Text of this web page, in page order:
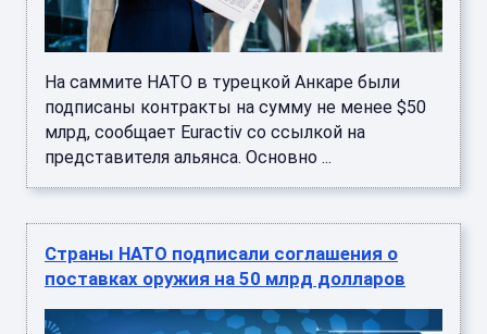
На саммите НАТО в турецкой Анкаре были
подписаны контракты на сумму не менее $50
млрд, сообщает Euractiv со ссылкой на
представителя альянса. Основно ...
Страны НАТО подписали соглашения о
поставках оружия на 50 млрд долларов